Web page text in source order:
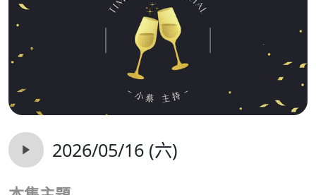
2026/05/16 (六)